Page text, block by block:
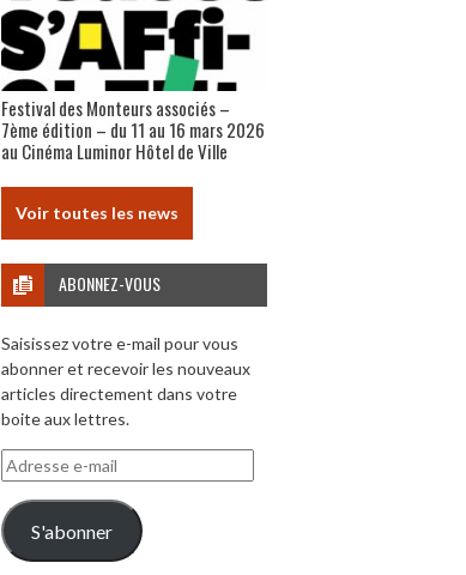
Festival des Monteurs associés –
7ème édition – du 11 au 16 mars 2026
au Cinéma Luminor Hôtel de Ville
Voir toutes les news
ABONNEZ-VOUS
Saisissez votre e-mail pour vous
abonner et recevoir les nouveaux
articles directement dans votre
boite aux lettres.
Adresse
e-
mail
S'abonner